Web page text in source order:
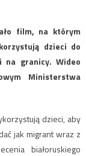
film, na którym
dzieci do
na granicy. Wideo
Ministerstwa
dzieci, aby
jak migrant wraz z
białoruskiego